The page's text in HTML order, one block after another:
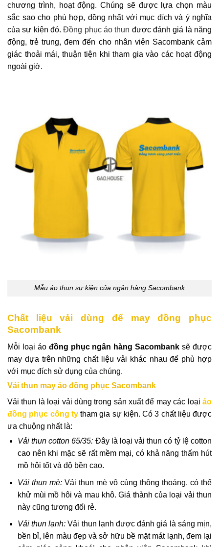
chương trình, hoạt động. Chúng sẽ được lựa chọn màu
sắc sao cho phù hợp, đồng nhất với mục đích và ý nghĩa
của sự kiện đó. Đồng phục áo thun được đánh giá là năng
động, trẻ trung, đem đến cho nhân viên Sacombank cảm
giác thoải mái, thuận tiện khi tham gia vào các hoạt động
ngoài giờ.
Mẫu áo thun sự kiện của ngân hàng Sacombank
Chất liệu vải dùng để may đồng phục
Sacombank
Mỗi loại áo đồng phục ngân hàng Sacombank sẽ được
may dựa trên những chất liệu vải khác nhau để phù hợp
với mục đích sử dụng của chúng.
Vải thun may áo đồng phục Sacombank
Vải thun là loại vải dùng trong sản xuất để may các loại áo
đồng phục công tytham gia sự kiện. Có 3 chất liệu được
ưa chuộng nhất là:
Vải thun cotton 65/35: Đây là loại vải thun có tỷ lệ cotton
cao nên khi mặc sẽ rất mềm mại, có khả năng thấm hút
mồ hôi tốt và độ bền cao.
Vải thun mè:Vải thun mè vô cùng thông thoáng, có thể
khử mùi mồ hôi và mau khô. Giá thành của loại vải thun
này cũng tương đối rẻ.
Vải thun lạnh:Vải thun lạnh được đánh giá là sáng mịn,
bền bỉ, lên màu đẹp và sở hữu bề mặt mát lạnh, đem lại